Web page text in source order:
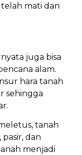
mati dan
juga bisa
alam.
hara tanah
sehingga
tanah
dan
menjadi